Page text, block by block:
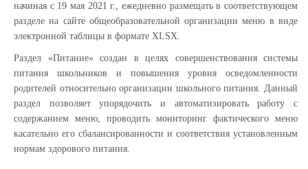
начиная с 19 мая 2021 г., ежедневно размещать в соответствующем
разделе на сайте общеобразовательной организации меню в виде
электронной таблицы в формате XLSX.
Раздел «Питание» создан в целях совершенствования системы
питания школьников и повышения уровня осведомленности
родителей относительно организации школьного питания. Данный
раздел позволяет упорядочить и автоматизировать работу с
содержанием меню, проводить мониторинг фактического меню
касательно его сбалансированности и соответствия установленным
нормам здорового питания.